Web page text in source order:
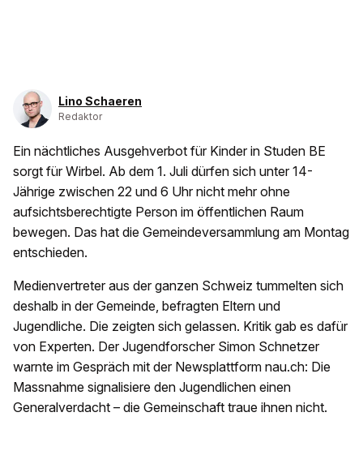
Lino Schaeren
Redaktor
Ein nächtliches Ausgehverbot für Kinder in Studen BE
sorgt für Wirbel. Ab dem 1. Juli dürfen sich unter 14-
Jährige zwischen 22 und 6 Uhr nicht mehr ohne
aufsichtsberechtigte Person im öffentlichen Raum
bewegen. Das hat die Gemeindeversammlung am Montag
entschieden.
Medienvertreter aus der ganzen Schweiz tummelten sich
deshalb in der Gemeinde, befragten Eltern und
Jugendliche. Die zeigten sich gelassen. Kritik gab es dafür
von Experten. Der Jugendforscher Simon Schnetzer
warnte im Gespräch mit der Newsplattform nau.ch: Die
Massnahme signalisiere den Jugendlichen einen
Generalverdacht – die Gemeinschaft traue ihnen nicht.